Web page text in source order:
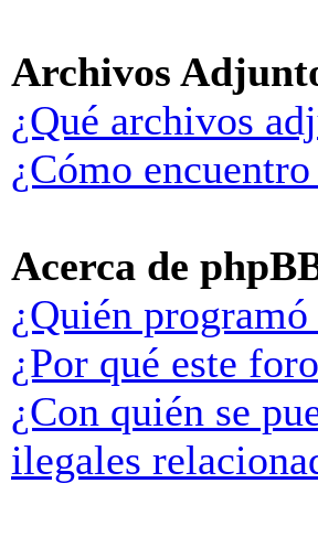
Archivos
¿Qué archivos
¿Cómo
Acerca de
¿Quién
¿Por qué este
¿Con quién se
ilegales